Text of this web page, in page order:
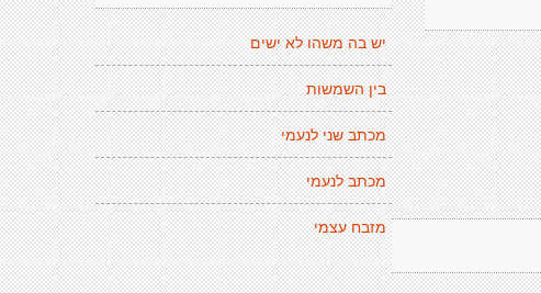
יש בה משהו לא ישים
בין השמשות
מכתב שני לנעמי
מכתב לנעמי
מזבח עצמי